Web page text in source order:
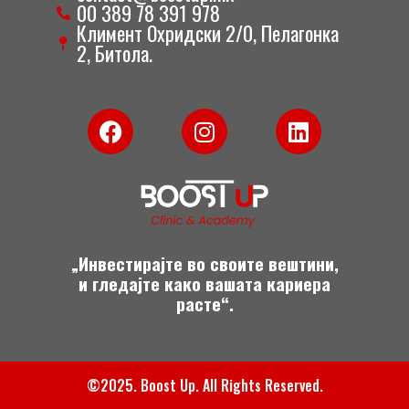
00 389 78 391 978
Климент Охридски 2/0, Пелагонка
2, Битола.
F
a
c
o
k
I
n
s
t
a
g
r
a
m
L
i
n
i
n
„Инвестирајте во своите вештини,
и гледајте како вашата кариера
расте“.
©2025. Boost Up. All Rights Reserved.